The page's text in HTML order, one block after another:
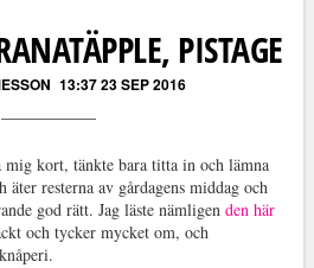
PISTAGE
13:37 23 SEP 2016
mig kort, tänkte bara titta in och lämna
resterna av gårdagens middag och
god rätt. Jag läste nämligen den här
och tycker mycket om, och